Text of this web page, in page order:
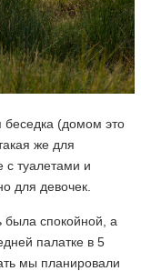
беседка (домом это
же для
с туалетами и
для девочек.
спокойной, а
палатке в 5
мы планировали